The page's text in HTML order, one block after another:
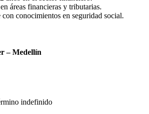
áreas financieras y tributarias.
con conocimientos en seguridad social.
– Medellín
indefinido